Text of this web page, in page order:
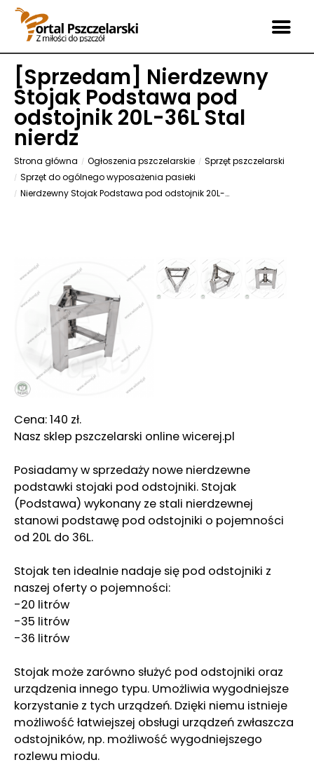
[Sprzedam] Nierdzewny
Stojak Podstawa pod
odstojnik 20L-36L Stal
nierdz
Strona główna Ogłoszenia pszczelarskie
Sprzęt pszczelarski
Sprzęt do ogólnego wyposażenia pasieki
Nierdzewny Stojak Podstawa pod odstojnik 20L-36L Stal nierdz
Cena: 140 zł.
Nasz sklep pszczelarski online wicerej.pl
Posiadamy w sprzedaży nowe nierdzewne
podstawki stojaki pod odstojniki. Stojak
(Podstawa) wykonany ze stali nierdzewnej
stanowi podstawę pod odstojniki o pojemności
od 20L do 36L.
Stojak ten idealnie nadaje się pod odstojniki z
naszej oferty o pojemności:
-20 litrów
-35 litrów
-36 litrów
Stojak może zarówno służyć pod odstojniki oraz
urządzenia innego typu. Umożliwia wygodniejsze
korzystanie z tych urządzeń. Dzięki niemu istnieje
możliwość łatwiejszej obsługi urządzeń zwłaszcza
odstojników, np. możliwość wygodniejszego
rozlewu miodu.